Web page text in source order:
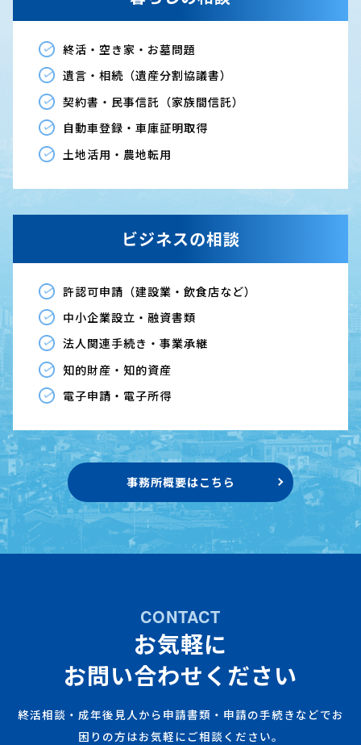
終活・空き家・お墓問題
遺言・相続（遺産分割協議書）
契約書・民事信託（家族間信託）
自動車登録・車庫証明取得
土地活用・農地転用
ビジネスの相談
許認可申請（建設業・飲食店など）
中小企業設立・融資書類
法人関連手続き・事業承継
知的財産・知的資産
電子申請・電子所得
事務所概要はこちら
CONTACT
お気軽に
お問い合わせください
終活相談・成年後見人から申請書類・申請の手続きなどでお
困りの方はお気軽にご相談ください。